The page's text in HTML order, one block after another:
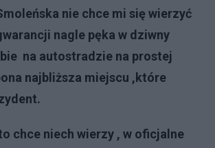
nie chce mi się wierzyć
nagle pęka w dziwny
na autostradzie na prostej
najbliższa miejscu ,które
chce niech wierzy , w oficjalne